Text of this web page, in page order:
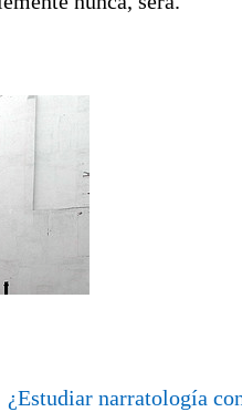
¿Estudiar narratología